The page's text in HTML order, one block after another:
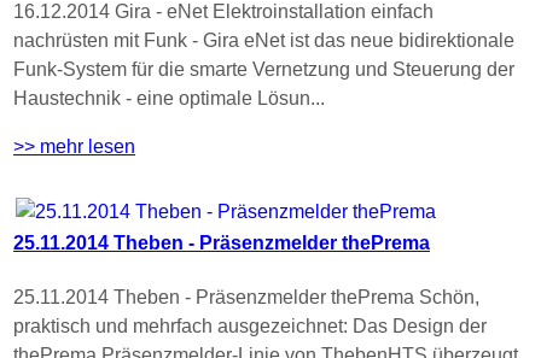
16.12.2014 Gira - eNet Elektroinstallation einfach
nachrüsten mit Funk - Gira eNet ist das neue bidirektionale
Funk-System für die smarte Vernetzung und Steuerung der
Haustechnik - eine optimale Lösun...
>> mehr lesen
25.11.2014 Theben - Präsenzmelder thePrema
25.11.2014 Theben - Präsenzmelder thePrema Schön,
praktisch und mehrfach ausgezeichnet: Das Design der